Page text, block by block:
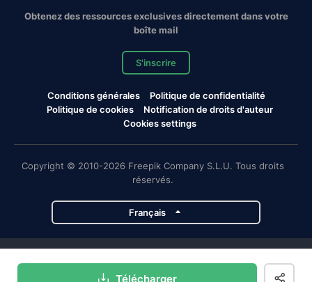
Télécharger
Obtenez des ressources exclusives directement dans votre
boîte mail
S'inscrire
Conditions générales
Politique de confidentialité
Politique de cookies
Notification de droits d'auteur
Cookies settings
Copyright © 2010-2026 Freepik Company S.L.U. Tous droits
réservés.
Français